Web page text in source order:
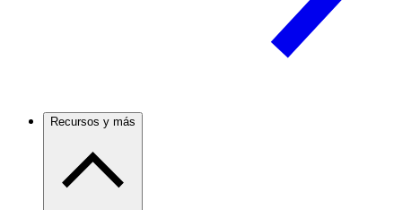
Recursos y más